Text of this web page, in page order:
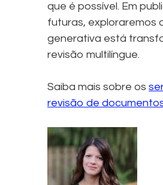
que é possível. Em
futuras, exploraremos
generativa está
revisão multilíngue.
Saiba mais sobre os
revisão de